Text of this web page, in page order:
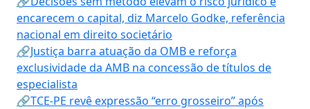
encarecem o capital, diz Marcelo Godke, referência
nacional em direito societário
🔗Justiça barra atuação da OMB e reforça
exclusividade da AMB na concessão de títulos de
especialista
🔗TCE-PE revê expressão “erro grosseiro” após